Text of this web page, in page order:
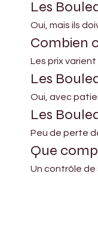
Les
Oui, mais ils
Combien
Les prix varient
Les
Oui, avec
Les
Peu de perte
Que
Un contrôle de